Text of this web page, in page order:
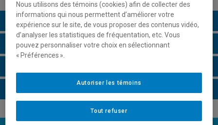
Description du cours
Horaire - Été 2026
Nous utilisons des témoins (cookies) afin de collecter des
informations qui nous permettent d’améliorer votre
expérience sur le site, de vous proposer des contenus vidéo,
d’analyser les statistiques de fréquentation, etc. Vous
pouvez personnaliser votre choix en sélectionnant
« Préférences ».
Tout refuser
Autoriser les témoins